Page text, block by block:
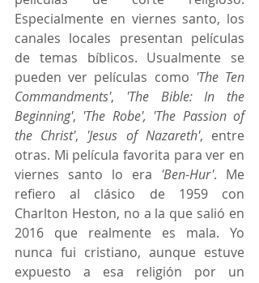
Especialmente en viernes santo, los
canales locales presentan películas
de temas bíblicos. Usualmente se
pueden ver películas como 'The Ten
Commandments', 'The Bible: In the
Beginning', 'The Robe', 'The Passion of
the Christ', 'Jesus of Nazareth', entre
otras. Mi película favorita para ver en
viernes santo lo era 'Ben-Hur'. Me
refiero al clásico de 1959 con
Charlton Heston, no a la que salió en
2016 que realmente es mala. Yo
nunca fui cristiano, aunque estuve
expuesto a esa religión por un